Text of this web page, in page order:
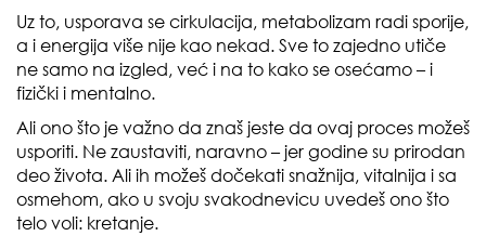
Uz to, usporava se cirkulacija, metabolizam radi sporije,
a i energija više nije kao nekad. Sve to zajedno utiče
ne samo na izgled, već i na to kako se osećamo – i
fizički i mentalno.
Ali ono što je važno da znaš jeste da ovaj proces možeš
usporiti. Ne zaustaviti, naravno – jer godine su prirodan
deo života. Ali ih možeš dočekati snažnija, vitalnija i sa
osmehom, ako u svoju svakodnevicu uvedeš ono što
telo voli: kretanje.